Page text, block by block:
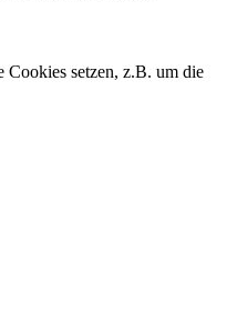
Cookies setzen, z.B. um die